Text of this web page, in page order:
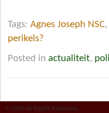
Tags: Agnes Joseph NSC,
perikels?
Posted in actualiteit,
© 2026 All Rights Reserved.